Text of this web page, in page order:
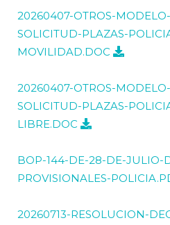
20260407-OTROS-
SOLICITUD-PLAZAS-
MOVILIDAD.DOC
20260407-OTROS-
SOLICITUD-PLAZAS-
LIBRE.DOC
BOP-144-DE-28-DE-JULIO-
PROVISIONALES-
20260713-RESOLUCION-